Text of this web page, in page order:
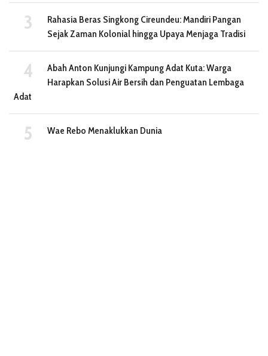
Rahasia Beras Singkong Cireundeu: Mandiri Pangan
Sejak Zaman Kolonial hingga Upaya Menjaga Tradisi
Abah Anton Kunjungi Kampung Adat Kuta: Warga
Harapkan Solusi Air Bersih dan Penguatan Lembaga
Adat
Wae Rebo Menaklukkan Dunia